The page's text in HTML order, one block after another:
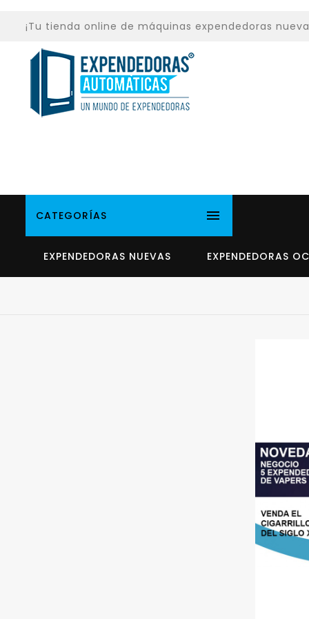
¡Tu tienda online de máquinas expendedoras
CATEGORÍAS 
EXPENDEDORAS NUEVAS EXPENDEDORAS